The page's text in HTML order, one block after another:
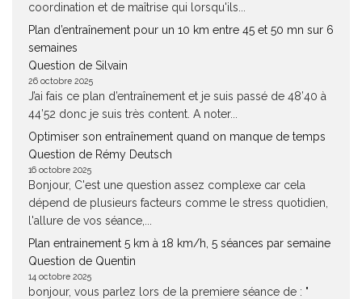
coordination et de maîtrise qui lorsqu'ils...
Plan d’entraînement pour un 10 km entre 45 et 50 mn sur 6
semaines
Question de Silvain
26 octobre 2025
J’ai fais ce plan d’entraînement et je suis passé de 48’40 à
44’52 donc je suis très content. A noter...
Optimiser son entraînement quand on manque de temps
Question de Rémy Deutsch
16 octobre 2025
Bonjour, C'est une question assez complexe car cela
dépend de plusieurs facteurs comme le stress quotidien,
l'allure de vos séance,...
Plan entrainement 5 km à 18 km/h, 5 séances par semaine
Question de Quentin
14 octobre 2025
bonjour, vous parlez lors de la premiere séance de : "